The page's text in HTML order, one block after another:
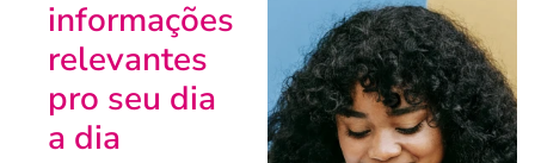
informações
relevantes
pro seu dia
a dia